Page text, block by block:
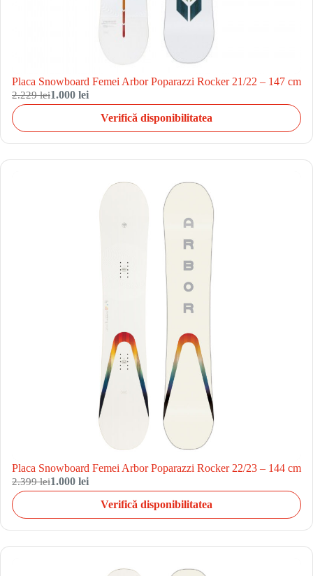
Placa Snowboard Femei Arbor Poparazzi Rocker 21/22 – 147 cm
2.229 lei1.000 lei
Verifică disponibilitatea
Placa Snowboard Femei Arbor Poparazzi Rocker 22/23 – 144 cm
2.399 lei1.000 lei
Verifică disponibilitatea